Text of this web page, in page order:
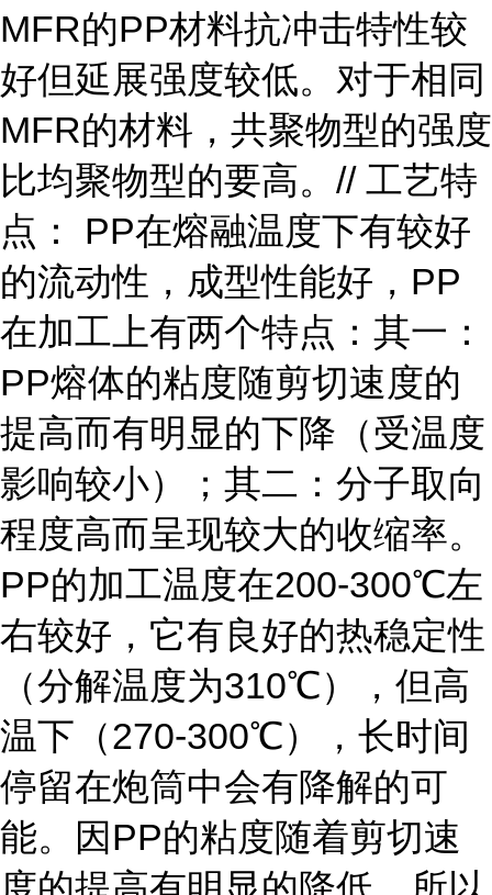
MFR的PP材料抗冲击特性较
好但延展强度较低。对于相同
MFR的材料，共聚物型的强度
比均聚物型的要高。// 工艺特
点： PP在熔融温度下有较好
的流动性，成型性能好，PP
在加工上有两个特点：其一：
PP熔体的粘度随剪切速度的
提高而有明显的下降（受温度
影响较小）；其二：分子取向
程度高而呈现较大的收缩率。
PP的加工温度在200-300℃左
右较好，它有良好的热稳定性
（分解温度为310℃），但高
温下（270-300℃），长时间
停留在炮筒中会有降解的可
能。因PP的粘度随着剪切速